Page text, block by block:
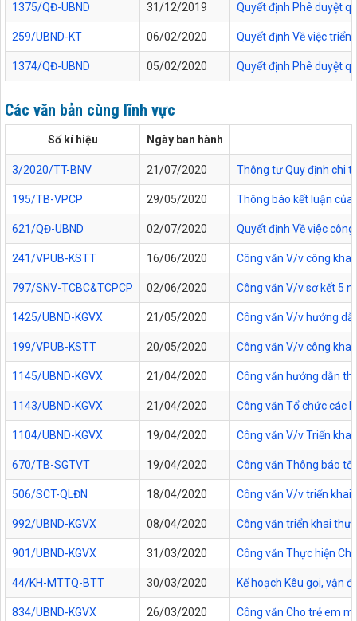
1375/QĐ-UBND 31/12/2019 Quyết định Phê duyệt
259/UBND-KT 06/02/2020 Quyết định Về việc
1374/QĐ-UBND 05/02/2020 Quyết định Phê duyệt
Các văn bản cùng lĩnh vực
Số kí hiệu Ngày ban hành
3/2020/TT-BNV 21/07/2020 Thông tư Quy định chi
195/TB-VPCP 29/05/2020 Thông báo kết luận của
621/QĐ-UBND 02/07/2020 Quyết định Về việc
241/VPUB-KSTT 16/06/2020 Công văn V/v công
797/SNV-TCBC&TCPCP 02/06/2020 Công văn V/v sơ kết 5
1425/UBND-KGVX 21/05/2020 Công văn V/v hướng
199/VPUB-KSTT 20/05/2020 Công văn V/v công
1145/UBND-KGVX 21/04/2020 Công văn hướng dẫn
1143/UBND-KGVX 21/04/2020 Công văn Tổ chức các
1104/UBND-KGVX 19/04/2020 Công văn V/v Triển
670/TB-SGTVT 19/04/2020 Công văn Thông báo
506/SCT-QLĐN 18/04/2020 Công văn V/v triển khai
992/UBND-KGVX 08/04/2020 Công văn triển khai
901/UBND-KGVX 31/03/2020 Công văn Thực hiện
44/KH-MTTQ-BTT 30/03/2020 Kế hoạch Kêu gọi, vận
834/UBND-KGVX 26/03/2020 Công văn Cho trẻ em